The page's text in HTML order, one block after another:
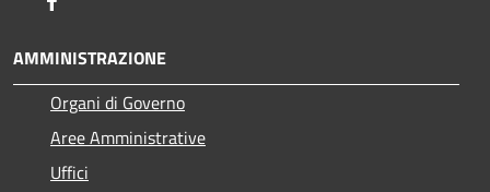
AMMINISTRAZIONE
Organi di Governo
Aree Amministrative
Uffici